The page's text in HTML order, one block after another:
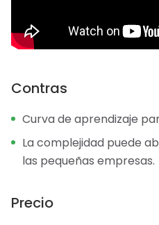
Contras
Curva de aprendizaje
La complejidad puede
las pequeñas empresas.
Precio